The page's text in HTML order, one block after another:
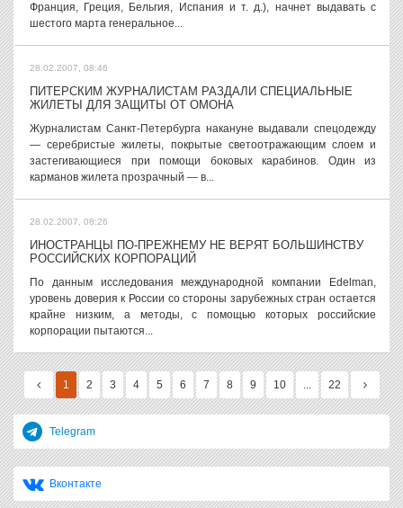
Франция, Греция, Бельгия, Испания и т. д.), начнет выдавать с
шестого марта генеральное...
28.02.2007, 08:46
ПИТЕРСКИМ ЖУРНАЛИСТАМ РАЗДАЛИ СПЕЦИАЛЬНЫЕ
ЖИЛЕТЫ ДЛЯ ЗАЩИТЫ ОТ ОМОНА
Журналистам Санкт-Петербурга накануне выдавали спецодежду
— серебристые жилеты, покрытые светоотражающим слоем и
застегивающиеся при помощи боковых карабинов. Один из
карманов жилета прозрачный — в...
28.02.2007, 08:26
ИНОСТРАНЦЫ ПО-ПРЕЖНЕМУ НЕ ВЕРЯТ БОЛЬШИНСТВУ
РОССИЙСКИХ КОРПОРАЦИЙ
По данным исследования международной компании Edelman,
уровень доверия к России со стороны зарубежных стран остается
крайне низким, а методы, с помощью которых российские
корпорации пытаются...
1 2 3 4 5 6 7 8 9 10 ... 22
Telegram
Вконтакте